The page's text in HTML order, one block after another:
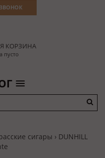
КОРЗИНА
пусто
сигары › DUNHILL